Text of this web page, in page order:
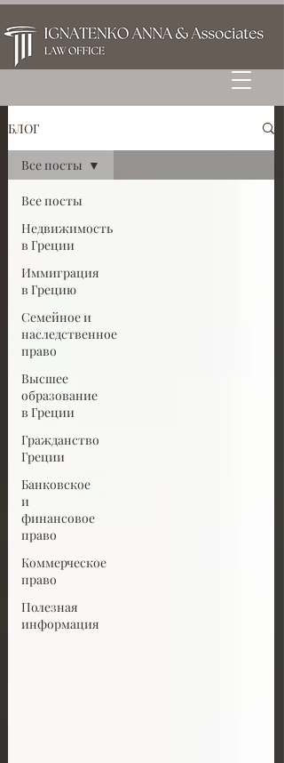
БЛОГ
Все посты
Недвижимость
в Греции
Иммиграция
в Грецию
Семейное и
наследственное
право
Высшее
образование
в Греции
Гражданство
Греции
Банковское
и
финансовое
право
Коммерческое
право
Полезная
информация
Все посты